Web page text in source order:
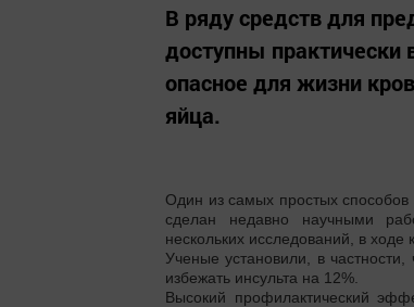
В ряду средств для
доступны практически
опасное для жизни
яйца.
Один из самых простых
сделан недавно научными
нескольких исследований, в
Ученые установили, в
избежать инсульта на 12%.
Высокий профилактический